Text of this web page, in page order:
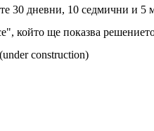
30 дневни, 10 седмични и 5
който ще показва решението
construction)